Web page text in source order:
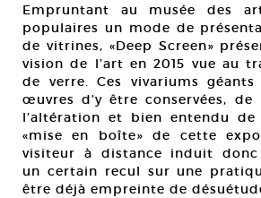
Empruntant au musée des
populaires un mode de
de vitrines, «Deep Screen»
vision de l’art en 2015 vue au
de verre. Ces vivariums
œuvres d’y être conservées, de
l’altération et bien entendu de
«mise en boîte» de cette
visiteur à distance induit donc
un certain recul sur une
être déjà empreinte de